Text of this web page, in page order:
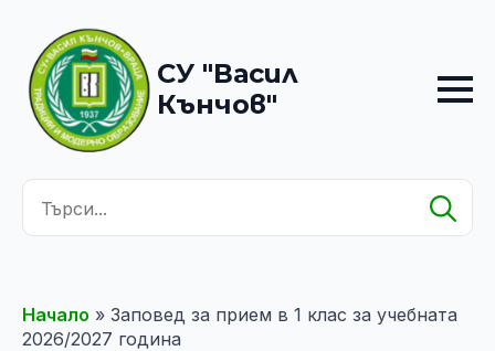
СУ "Васил
Кънчов"
Начало » Заповед за прием в 1 клас за учебната
2026/2027 година